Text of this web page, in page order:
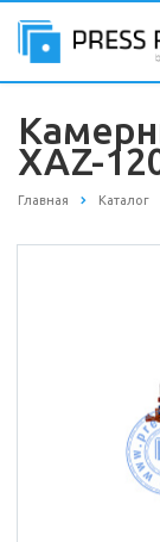
XAZ-
Главная Каталог